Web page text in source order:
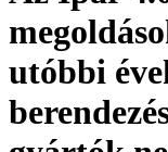
utóbbi